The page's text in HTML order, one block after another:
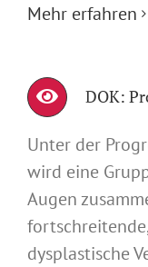
Mehr erfahren
DOK:
Unter der
wird eine
Augen
dysplastische